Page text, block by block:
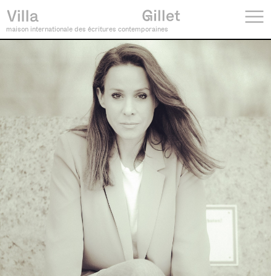
maison internationale des écritures contemporaines